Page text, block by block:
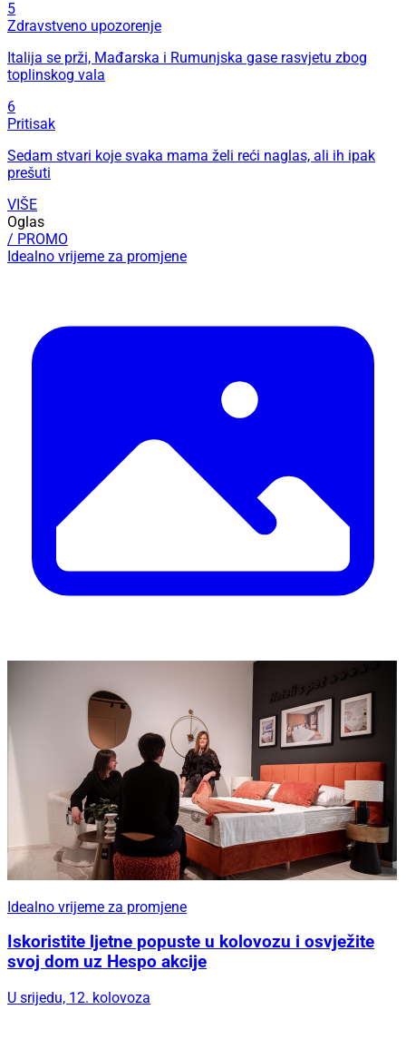
5
Zdravstveno upozorenje
Italija se prži, Mađarska i Rumunjska gase rasvjetu zbog
toplinskog vala
6
Pritisak
Sedam stvari koje svaka mama želi reći naglas, ali ih ipak
prešuti
VIŠE
Oglas
/ PROMO
Idealno vrijeme za promjene
Idealno vrijeme za promjene
Iskoristite ljetne popuste u kolovozu i osvježite
svoj dom uz Hespo akcije
U srijedu, 12. kolovoza